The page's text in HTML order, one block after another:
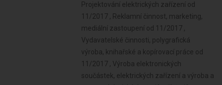
Projektování elektrických zařízení od
11/2017 , Reklamní činnost, marketing,
mediální zastoupení od 11/2017 ,
Vydavatelské činnosti, polygrafická
výroba, knihařské a kopírovací práce od
11/2017 , Výroba elektronických
součástek, elektrických zařízení a výroba a